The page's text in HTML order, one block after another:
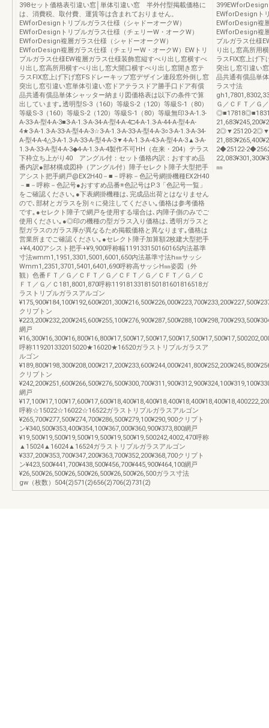
398セット価格表引違い窓│単体引違い窓 半外付型掲載価格に
は、消費税、取付費、運賃等は含まれておりません。
EWforDesignトリプルガラス仕様（シャドーオークW）
EWforDesignトリプルガラス仕様（チェリーW・オークW）
EWforDesign複層ガラス仕様（シャドーオークW）
EWforDesign複層ガラス仕様（チェリーW・オークW）EWトリ
プルガラス仕様EW複層ガラス仕様装飾窓縦すべり出し窓横すべ
り出し窓高所用横すべり出し窓大開口横すべり出し窓開き窓テ
ラスFIX窓上げ下げ窓FSドレーキップ窓デザイン連段窓外倒し窓
突出し窓引違い窓単体引違い窓ドアテラスドア勝手口ドア有償
品共通有償品単体シャッター納まり図価格表は以下の条件で算
出しています｡透明型S-3（160）等級S-2（120）等級S-1（80）
等級S-3（160）等級S-2（120）等級S-1（80）等級無印3-A-1.3-
A-33-A-型4-A-3■3-A-1.3-A-34-A-型4-A-4□4-A-1.3-A-44-A-型4-A-
4★3-A-1.3-A-33-A-型4-A-3☆3-A-1.3-A-33-A-型4-A-3○3-A-1.3-A-34-
A-型4-A-4△3-A-1.3-A-33-A-型4-A-3▼4-A-1.3-A-43-A-型4-A-3▲3-A-
1.3-A-33-A-型4-A-3◆4-A-1.3-A-4製作不可HH（在来・204）テラス
下枠立ち上がり40 アングル付：セット価格内訳：おすすめ品
番内訳●部材構成図枠（アングル付）障子セレクト障子大型把手
アシスト把手網戸@EX2H40－■－呼称－色記号網掛機種EX2H40
－■－呼称－色記号●おすすめ品番※色記号はP.3「色記号一覧」
をご確認ください｡●下表網掛機種は､完成品出荷とはなりません
ので､部材とガラスを別々に発注してください｡価格は参考価格
です｡●セレクト障子で網戸を使用する場合は､内障子側のみでご
使用ください｡●◎印の機種の型ガラス入り価格は､透明ガラスと
型ガラスのガラス厚が異なるため掲載価格と異なります｡価格は
営業所までご確認ください｡●セレクト障子加算額2枚建大型把手
+¥4,400アシスト把手+¥9,900呼称幅119133150160165内法基準
寸法wmm1,1951,3301,5001,6001,650内法基準寸法h㎜サッシ
Wmm1,2351,3701,5401,6401,690呼称高サッシH㎜姿図（外
観）色番ＦＴ／Ｇ／ＣＦＴ／Ｇ／ＣＦＴ／Ｇ／ＣＦＴ／Ｇ／Ｃ
ＦＴ／Ｇ／Ｃ181,8001,870呼称1191813318150181601816518ガ
ラストリプルガラスアルゴン
クリプトン
網戸
呼称119201332015020★16020★16520ガラストリプルガラスア
ルゴン
クリプトン
網戸
呼称☆15022☆16022☆16522ガラストリプルガラスアルゴン
¥265,700¥277,500¥274,700¥286,500¥279,100¥290,900クリプト
ン¥340,500¥353,400¥354,100¥367,000¥360,900¥373,800網戸
¥19,500¥19,500¥19,500¥19,500¥19,500¥19,500242,4002,470呼称
▲15024▲16024▲16524ガラストリプルガラスアルゴン
¥337,200¥353,700¥347,200¥363,700¥352,200¥368,700クリプト
ン¥423,500¥441,700¥438,500¥456,700¥445,900¥464,100網戸
¥26,500¥26,500¥26,500¥26,500¥26,500¥26,500ガラス寸法
gw（枚数）504(2)571(2)656(2)706(2)731(2)
EWforDesignト
EWforDesign複
EWforDesign複
プルガラス仕様
り出し窓高所用
ラスFIX窓上げ下
突出し窓引違い
品共通有償品単
ラス寸法
Ｇ／ＣＦＴ／Ｇ
2◎▼25120-
2◆25122-
㎜